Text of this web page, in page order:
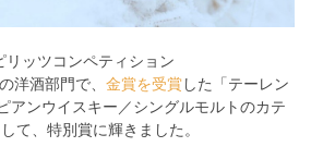
リッツコンペティション
洋酒部門で、 金賞を受賞した「テーレン
アンウイスキー／シングルモルトのカテ
て、特別賞に輝きました。